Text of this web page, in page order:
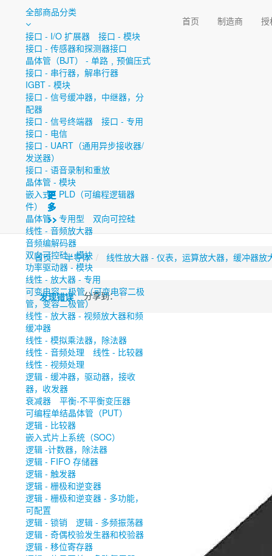
全部商品分类
接口 - I/O 扩展器
接口 - 模块
接口 - 传感器和探测器接口
晶体管（BJT） - 单路﹐预偏压式
接口 - 串行器，解串行器
IGBT - 模块
接口 - 信号缓冲器，中继器，分
配器
接口 - 信号终端器
接口 - 专用
接口 - 电信
接口 - UART（通用异步接收器/
发送器）
接口 - 语音录制和重放
晶体管 - 模块
嵌入式 - PLD（可编程逻辑器
件）
晶体管 - 专用型
双向可控硅
线性 - 音频放大器
音频编解码器
双向可控硅 - 模块
功率驱动器 - 模块
线性 - 放大器 - 专用
可变电容二极管（可变电容二极
管，变容二极管）
线性 - 放大器 - 视频放大器和频
缓冲器
线性 - 模拟乘法器，除法器
线性 - 音频处理
线性 - 比较器
线性 - 视频处理
逻辑 - 缓冲器，驱动器，接收
器，收发器
衰减器
平衡-不平衡变压器
可编程单结晶体管（PUT）
逻辑 - 比较器
嵌入式片上系统（SOC）
逻辑 -计数器，除法器
逻辑 - FIFO 存储器
逻辑 - 触发器
逻辑 - 栅极和逆变器
逻辑 - 栅极和逆变器 - 多功能，
可配置
逻辑 - 锁销
逻辑 - 多频振荡器
逻辑 - 奇偶校验发生器和校验器
逻辑 - 移位寄存器
更
多
>>
更
多
>>
更
多
>>
更
多
>>
更
多
>>
更
多
>>
更
多
>>
首页 制造商 授
首页 半导体 线性放大器 - 仪表，运算放大器，缓冲器放
发现错误 分享到：